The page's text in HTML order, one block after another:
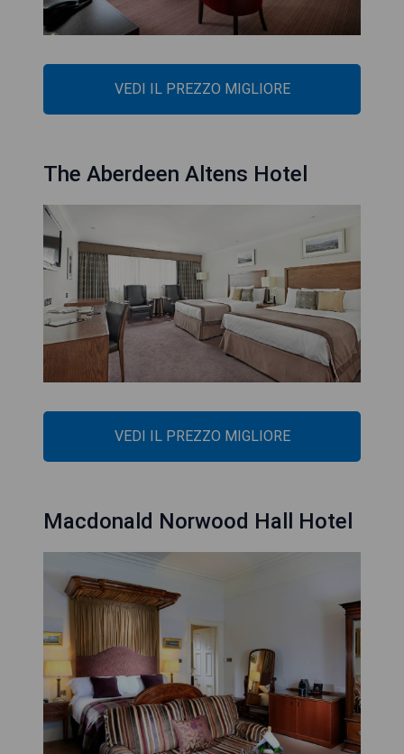
VEDI IL PREZZO MIGLIORE
The Aberdeen Altens Hotel
VEDI IL PREZZO MIGLIORE
Macdonald Norwood Hall Hotel